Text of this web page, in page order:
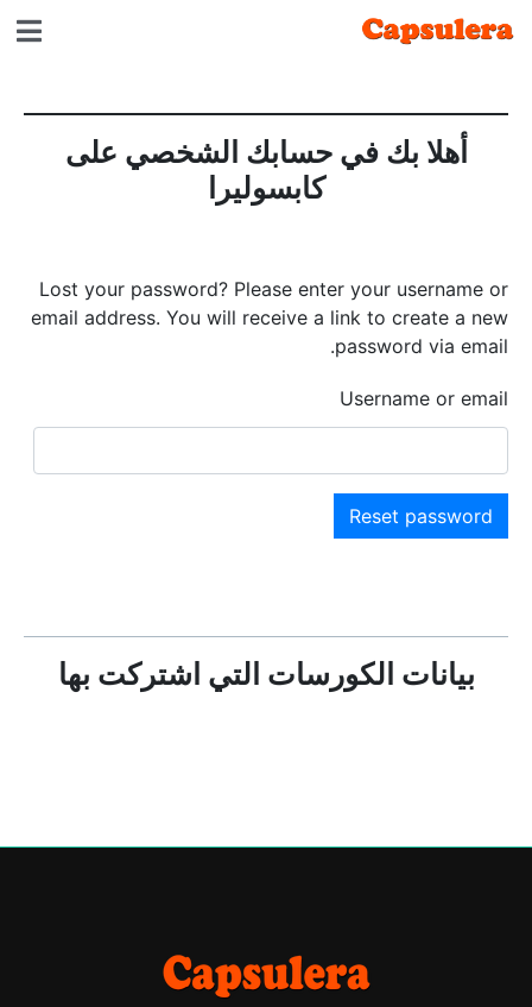
أهلا بك في حسابك الشخصي على
كابسوليرا
Lost your password? Please enter your username or
email address. You will receive a link to create a new
password via email.
Username or email
Reset password
بيانات الكورسات التي اشتركت بها